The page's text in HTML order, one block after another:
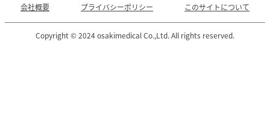
会社概要 プライバシーポリシー このサイトについて
Copyright © 2024 osakimedical Co.,Ltd. All rights reserved.